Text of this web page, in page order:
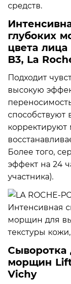
средств.
глубоких
цвета
B3, La
Подходит
высокую
способствуют
Более того,
эффект на 24
участника).
Сыворотка
морщин
Vichy